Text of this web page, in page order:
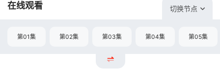
在线观看 切换节点
第01集 第02集 第03集 第04集 第05集